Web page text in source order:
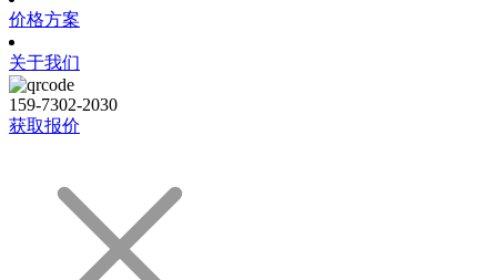
价格方案
关于我们
159-7302-2030
获取报价